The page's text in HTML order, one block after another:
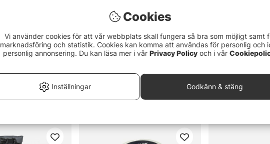
Cookies
Vi använder cookies för att vår webbplats skall fungera så bra som möjligt samt
marknadsföring och statistik. Cookies kan komma att användas för personlig och
personlig annonsering. Du kan läsa mer i vår Privacy Policy och i vår
Inställningar Godkänn & stäng